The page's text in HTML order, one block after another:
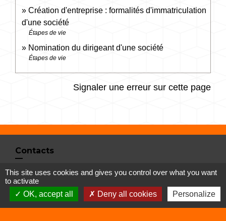
Création d'entreprise : formalités d'immatriculation
d'une société
Étapes de vie
Nomination du dirigeant d'une société
Étapes de vie
Signaler une erreur sur cette page
Contacts
Commune de Vertrieu
1 place de la Mairie
38390 Vertrieu - FRANCE
+33 4 74 90 61 68
This site uses cookies and gives you control over what you want
to activate
OK, accept all
Deny all cookies Personalize